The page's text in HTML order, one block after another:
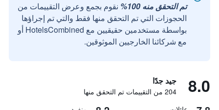
تم التحقق منه 100%
نقوم بجمع وعرض التقييمات من
الحجوزات التي تم التحقق منها فقط والتي تم إجراؤها
بواسطة مستخدمين حقيقيين مع HotelsCombined أو
مع شركائنا الخارجيين الموثوقين.
8.0 جيد جدًا
204 من التقييمات تم التحقق منها